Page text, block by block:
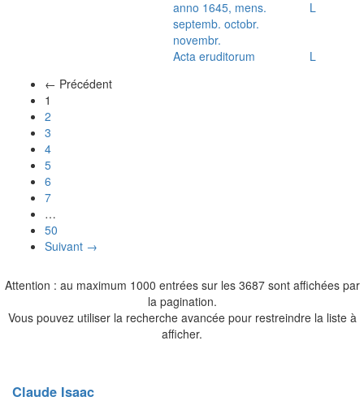
anno 1645, mens.
septemb. octobr.
novembr.
L
Acta eruditorum
L
← Précédent
1
2
3
4
5
6
7
…
50
Suivant →
Attention : au maximum 1000 entrées sur les 3687 sont affichées par
la pagination.
Vous pouvez utiliser la recherche avancée pour restreindre la liste à
afficher.
Claude Isaac